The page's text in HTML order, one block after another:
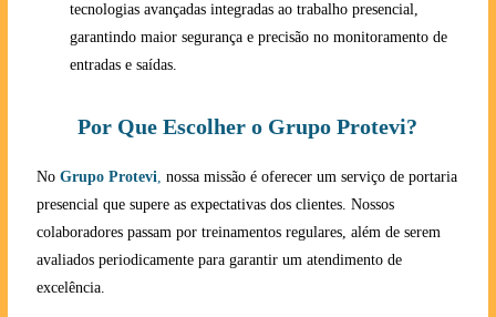
tecnologias avançadas integradas ao trabalho presencial,
garantindo maior segurança e precisão no monitoramento de
entradas e saídas.
Por Que Escolher o Grupo Protevi?
No Grupo Protevi, nossa missão é oferecer um serviço de portaria
presencial que supere as expectativas dos clientes. Nossos
colaboradores passam por treinamentos regulares, além de serem
avaliados periodicamente para garantir um atendimento de
excelência.